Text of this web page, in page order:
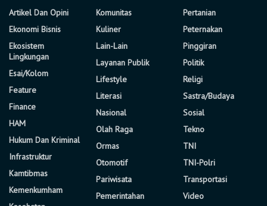
Artikel Dan Opini
Ekonomi Bisnis
Ekosistem
Lingkungan
Esai/Kolom
Feature
Finance
HAM
Hukum Dan Kriminal
Infrastruktur
Kamtibmas
Kemenkumham
Komunitas
Kuliner
Lain-Lain
Layanan Publik
Lifestyle
Literasi
Nasional
Olah Raga
Ormas
Otomotif
Pariwisata
Pemerintahan
Pertanian
Peternakan
Pinggiran
Politik
Religi
Sastra/Budaya
Sosial
Tekno
TNI
TNI-Polri
Transportasi
Video